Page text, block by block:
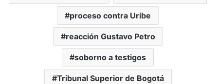
proceso contra Uribe
reacción Gustavo Petro
soborno a testigos
Tribunal Superior de Bogotá